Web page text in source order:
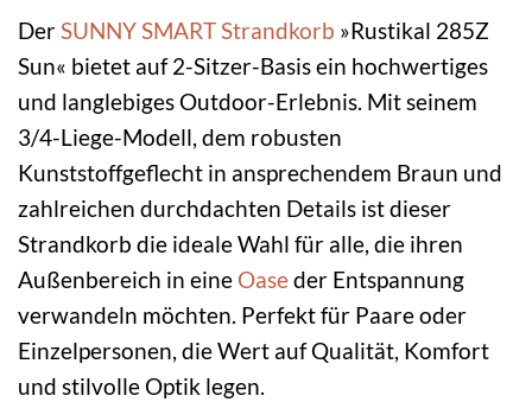
DerSUNNY SMARTStrandkorb »Rustikal 285Z
Sun« bietet auf 2-Sitzer-Basis ein hochwertiges
und langlebiges Outdoor-Erlebnis. Mit seinem
3/4-Liege-Modell, dem robusten
Kunststoffgeflecht in ansprechendem Braun und
zahlreichen durchdachten Details ist dieser
Strandkorb die ideale Wahl für alle, die ihren
Außenbereich in eine Oaseder Entspannung
verwandeln möchten. Perfekt für Paare oder
Einzelpersonen, die Wert auf Qualität, Komfort
und stilvolle Optik legen.